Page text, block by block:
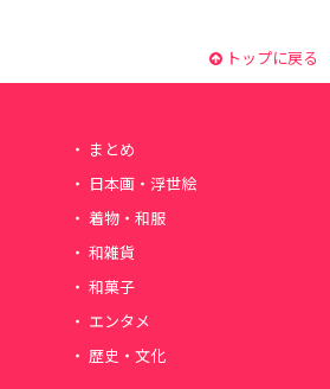
トップに戻る
まとめ
日本画・浮世絵
着物・和服
和雑貨
和菓子
エンタメ
歴史・文化